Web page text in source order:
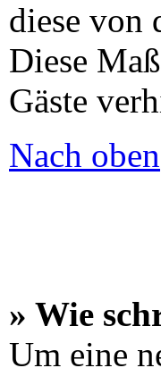
diese von
Diese
Gäste
Nach oben
» Wie
Um eine